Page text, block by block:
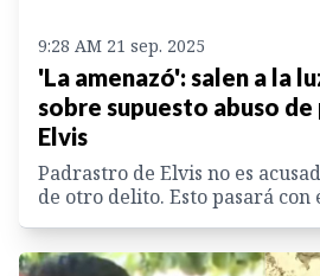
9:28 AM 21 sep. 2025
'La amenazó': salen a la
sobre supuesto abuso
Elvis
Padrastro de Elvis no es
de otro delito. Esto pasará con